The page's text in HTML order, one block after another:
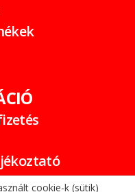
cookie-k (sütik)